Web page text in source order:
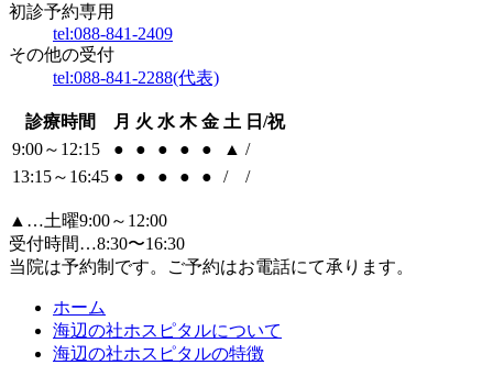
初診予約専用
tel:088-841-2409
その他の受付
tel:088-841-2288(代表)
診療時間 月 火 水 木 金 土 日/祝
9:00～12:15
● ● ● ● ● ▲ /
13:15～16:45 ● ● ● ● ● / /
▲…土曜9:00～12:00
受付時間…8:30〜16:30
当院は予約制です。ご予約はお電話にて承ります。
ホーム
海辺の社ホスピタルについて
海辺の社ホスピタルの特徴